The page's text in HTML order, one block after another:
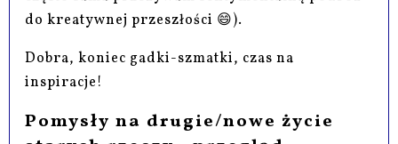
do kreatywnej przeszłości 😄).
Dobra, koniec gadki-szmatki, czas na
inspiracje!
Pomysły na drugie/nowe życie